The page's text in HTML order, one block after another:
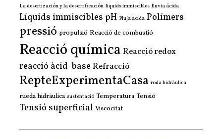
La desertización y la desertificación liquids immiscibles lluvia ácida
Líquids immisciblespH Pluja àcida Polímers
pressió propulsió Reacció de combustió
Reacció química Reacció redox
reacció àcid-base Refracció
RepteExperimentaCasa roda hidràulica
rueda hidráulica sustentació Temperatura Tensió
Tensió superficial Viscocitat